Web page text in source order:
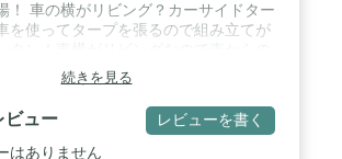
！ 車の横がリビング？カーサイドター
を使ってタープを張るので組み立てが
れがラクラク！荷物は車に積みっぱな
も可能です。 / 【レイアウトはシーン
せていろいろ。】 テント泊・デイキャ
などにオススメです。 / 【車のサイズ
吸盤フックの位置を変えられる！】 カ
続きを見る
ビュー レビューを書く
はありません